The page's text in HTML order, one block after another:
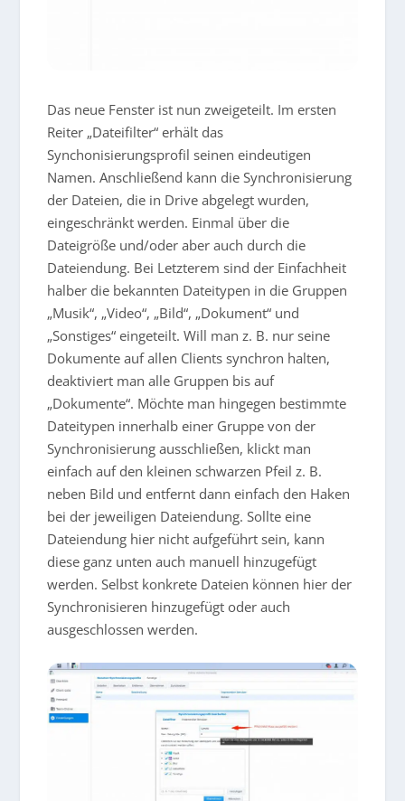
Das neue Fenster ist nun zweigeteilt. Im ersten
Reiter „Dateifilter“ erhält das
Synchonisierungsprofil seinen eindeutigen
Namen. Anschließend kann die Synchronisierung
der Dateien, die in Drive abgelegt wurden,
eingeschränkt werden. Einmal über die
Dateigröße und/oder aber auch durch die
Dateiendung. Bei Letzterem sind der Einfachheit
halber die bekannten Dateitypen in die Gruppen
„Musik“, „Video“, „Bild“, „Dokument“ und
„Sonstiges“ eingeteilt. Will man z. B. nur seine
Dokumente auf allen Clients synchron halten,
deaktiviert man alle Gruppen bis auf
„Dokumente“. Möchte man hingegen bestimmte
Dateitypen innerhalb einer Gruppe von der
Synchronisierung ausschließen, klickt man
einfach auf den kleinen schwarzen Pfeil z. B.
neben Bild und entfernt dann einfach den Haken
bei der jeweiligen Dateiendung. Sollte eine
Dateiendung hier nicht aufgeführt sein, kann
diese ganz unten auch manuell hinzugefügt
werden. Selbst konkrete Dateien können hier der
Synchronisieren hinzugefügt oder auch
ausgeschlossen werden.